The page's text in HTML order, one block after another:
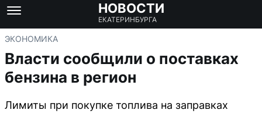
НОВОСТИ
ЕКАТЕРИНБУРГА
ЭКОНОМИКА
Власти сообщили о поставках
бензина в регион
Лимиты при покупке топлива на заправках